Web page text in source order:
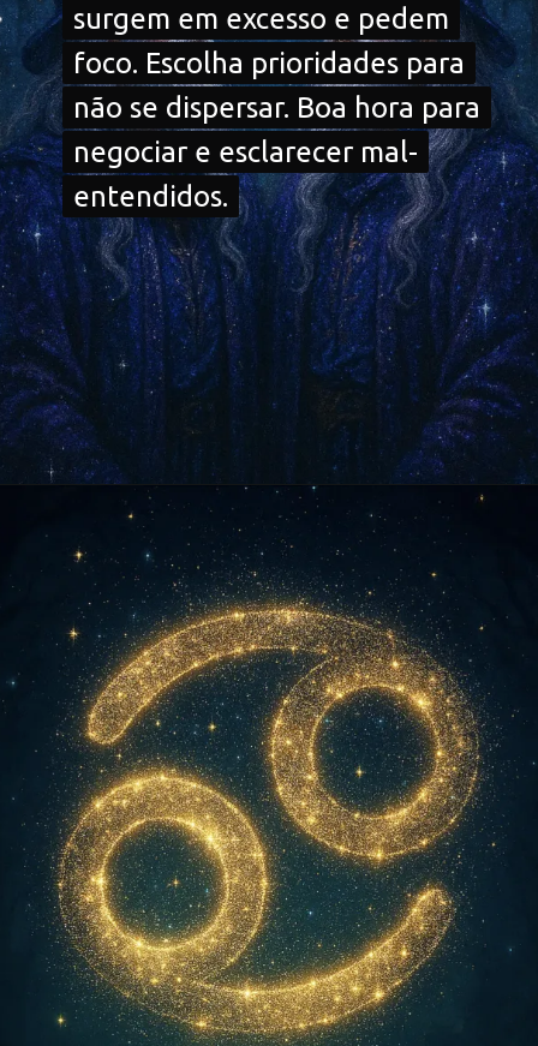
surgem em excesso e pedem
foco. Escolha prioridades para
não se dispersar. Boa hora para
negociar e esclarecer mal-
entendidos.
surgem em excesso e pedem
foco. Escolha prioridades para
não se dispersar. Boa hora para
negociar e esclarecer mal-
entendidos.
Opening https://falaregional.com.br/?s=hor%C3%B3scopo